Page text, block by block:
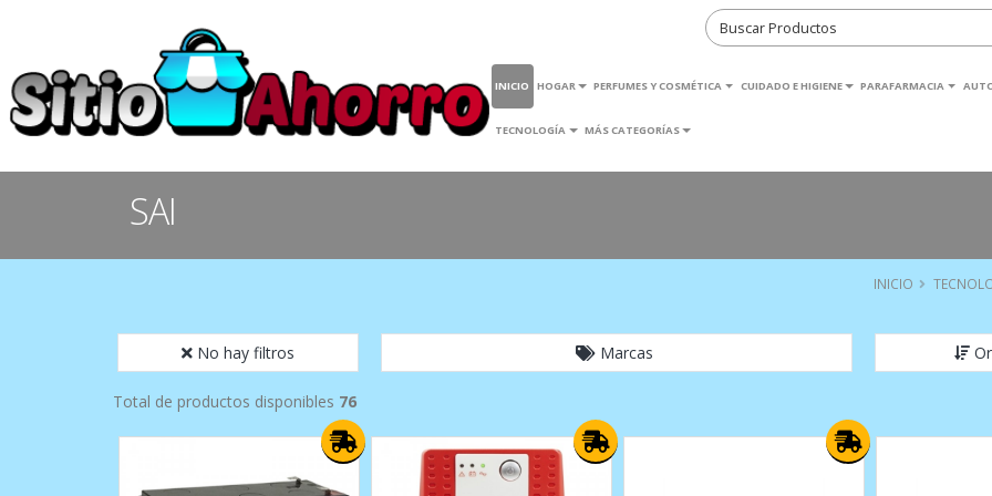
INICIO HOGAR PERFUMES Y COSMÉTICA CUIDADO E HIGIENE PARAFARMACIA
TECNOLOGÍA MÁS CATEGORÍAS
SAI
INICIO
No hay filtros Marcas
Total de productos disponibles 76